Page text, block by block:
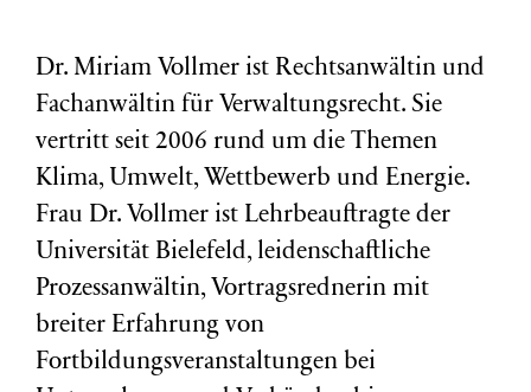
Dr. Miriam Vollmer ist Rechtsanwältin und
Fachanwältin für Verwaltungsrecht. Sie
vertritt seit 2006 rund um die Themen
Klima, Umwelt, Wettbewerb und Energie.
Frau Dr. Vollmer ist Lehrbeauftragte der
Universität Bielefeld, leidenschaftliche
Prozessanwältin, Vortragsrednerin mit
breiter Erfahrung von
Fortbildungsveranstaltungen bei